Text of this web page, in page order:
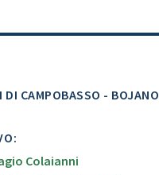
DI CAMPOBASSO - BOJANO
Colaianni